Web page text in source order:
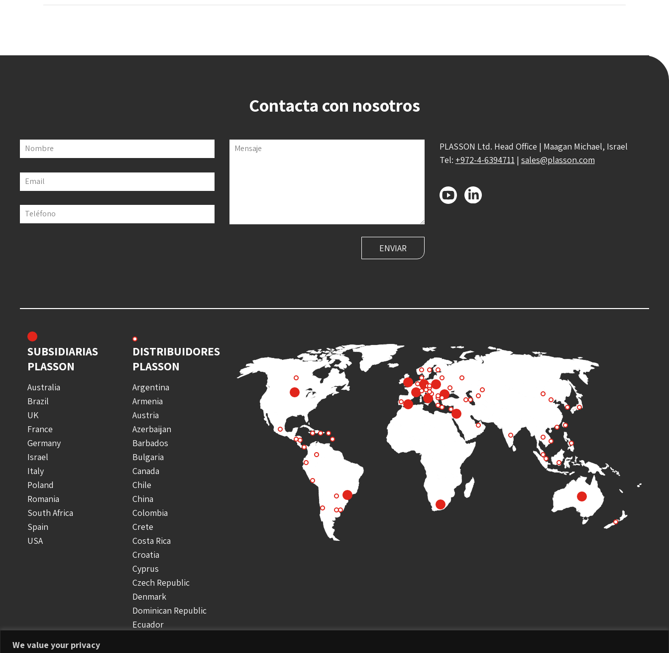
We value your privacy
Contacta con nosotros
Nombre
Email
Teléfono
Mensaje
PLASSON Ltd. Head Office | Maagan Michael, Israel
Tel: +972-4-6394711 | sales@plasson.com
SUBSIDIARIAS
PLASSON
Australia
Brazil
UK
France
Germany
Israel
Italy
Poland
Romania
South Africa
Spain
USA
DISTRIBUIDORES
PLASSON
Argentina
Armenia
Austria
Azerbaijan
Barbados
Bulgaria
Canada
Chile
China
Colombia
Crete
Costa Rica
Croatia
Cyprus
Czech Republic
Denmark
Dominican Republic
Ecuador